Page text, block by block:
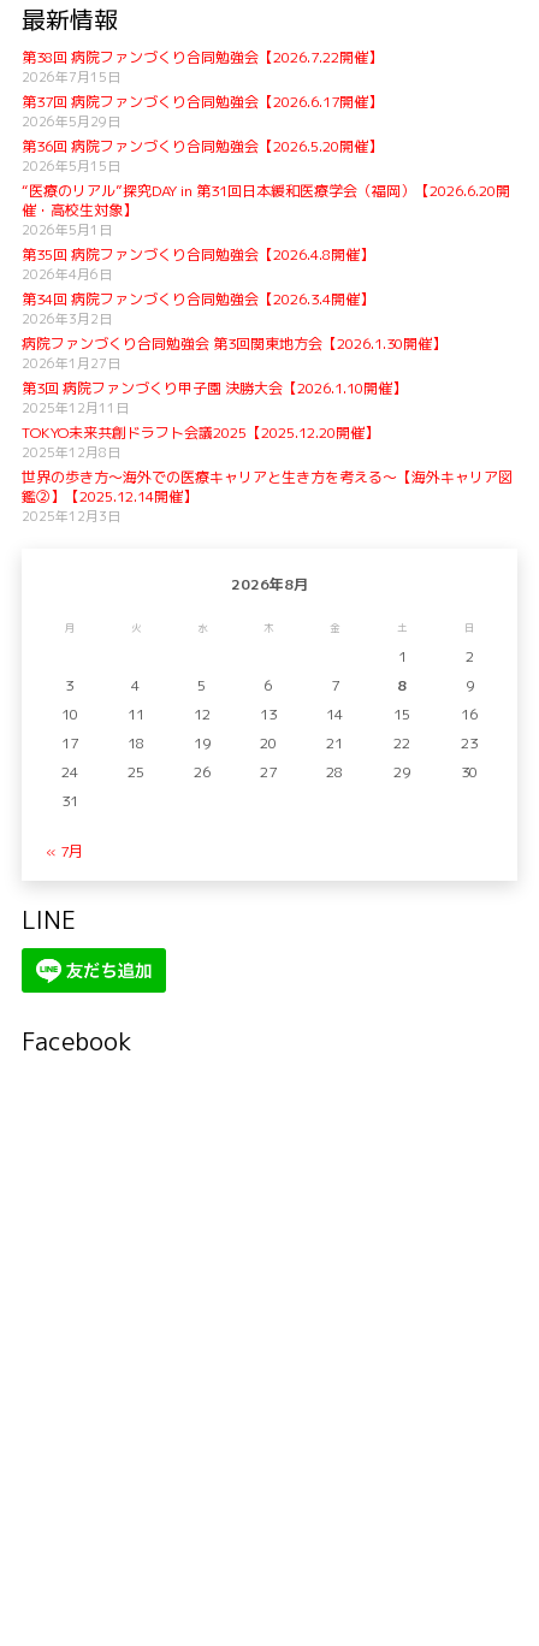
最新情報
第38回 病院ファンづくり合同勉強会【2026.7.22開催】
2026年7月15日
第37回 病院ファンづくり合同勉強会【2026.6.17開催】
2026年5月29日
第36回 病院ファンづくり合同勉強会【2026.5.20開催】
2026年5月15日
“医療のリアル”探究DAY in 第31回日本緩和医療学会（福岡）【2026.6.20開
催・高校生対象】
2026年5月1日
第35回 病院ファンづくり合同勉強会【2026.4.8開催】
2026年4月6日
第34回 病院ファンづくり合同勉強会【2026.3.4開催】
2026年3月2日
病院ファンづくり合同勉強会 第3回関東地方会【2026.1.30開催】
2026年1月27日
第3回 病院ファンづくり甲子園 決勝大会【2026.1.10開催】
2025年12月11日
TOKYO未来共創ドラフト会議2025【2025.12.20開催】
2025年12月8日
世界の歩き方〜海外での医療キャリアと生き方を考える〜【海外キャリア図
鑑②】【2025.12.14開催】
2025年12月3日
2026年8月
月 火 水 木 金 土 日
1
2
3
4 5 6 7 8
9
10
11 12 13 14 15
16
17
18 19 20 21 22
23
24
25 26 27 28 29
30
31
« 7月
LINE
Facebook